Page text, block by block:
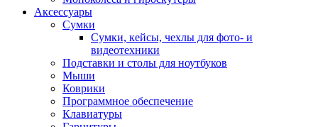
Аксессуары
Сумки
Сумки, кейсы, чехлы для фото- и
видеотехники
Подставки и столы для ноутбуков
Мыши
Коврики
Программное обеспечение
Клавиатуры